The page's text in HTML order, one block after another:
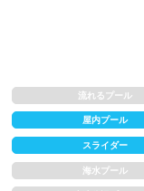
流れるプール
屋内プール
スライダー
海水プール
18時以降も営業